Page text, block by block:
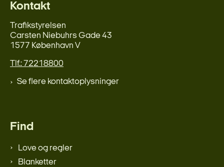
Kontakt
Trafikstyrelsen
Carsten Niebuhrs Gade 43
1577 København V
Tlf.: 72218800
Se flere kontaktoplysninger
Find
Love og regler
Blanketter